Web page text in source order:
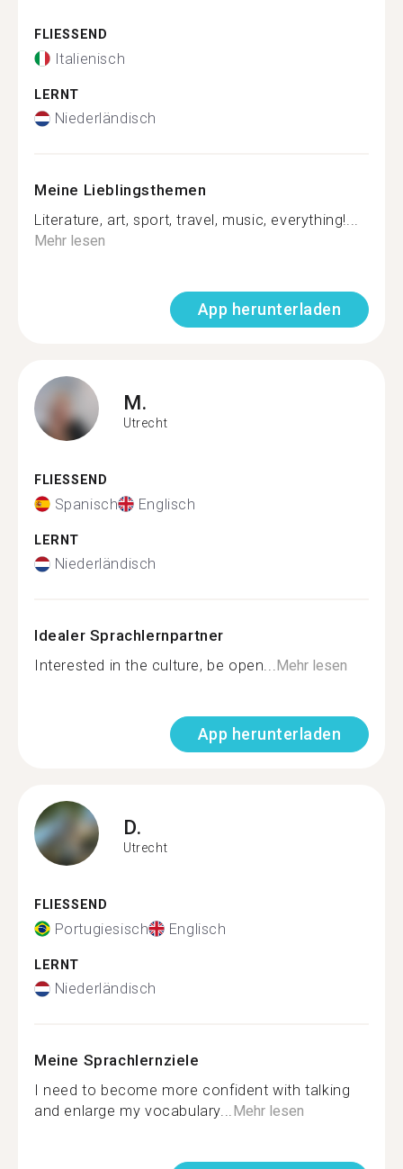
FLIESSEND
Italienisch
LERNT
Niederländisch
Meine Lieblingsthemen
Literature, art, sport, travel, music, everything!...
Mehr lesen
App herunterladen
M.
Utrecht
FLIESSEND
Spanisch Englisch
LERNT
Niederländisch
Idealer Sprachlernpartner
Interested in the culture, be open...Mehr lesen
App herunterladen
D.
Utrecht
FLIESSEND
Portugiesisch Englisch
LERNT
Niederländisch
Meine Sprachlernziele
I need to become more confident with talking
and enlarge my vocabulary...Mehr lesen